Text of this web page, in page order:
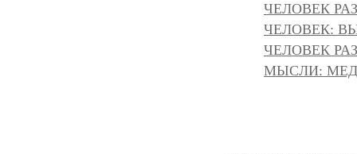
ЧЕЛОВЕК
ЧЕЛОВЕК:
ЧЕЛОВЕК
МЫСЛИ: